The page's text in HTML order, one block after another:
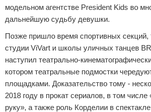
модельном агентстве President Kids во
дальнейшую судьбу девушки.
Позже пришло время спортивных секций,
студии ViVart и школы уличных танцев
наступил театрально-
котором театральные подмостки
площадками. Доказательство тому -
2018 году в прокат сериалов, в том
руку», а также роль Корделии в